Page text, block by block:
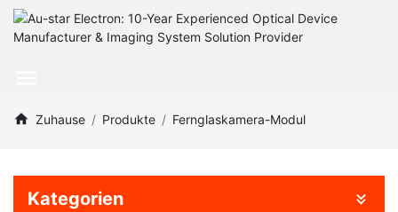
Zuhause Produkte Fernglaskamera-Modul
Kategorien